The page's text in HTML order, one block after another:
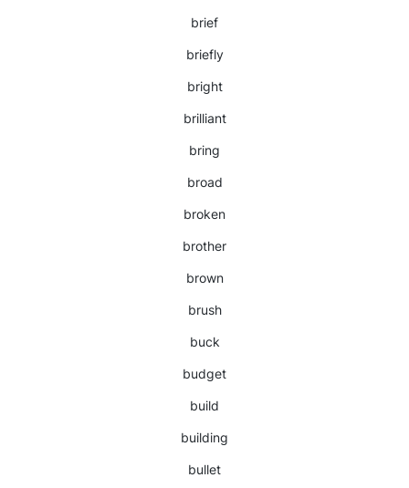
brief
briefly
bright
brilliant
bring
broad
broken
brother
brown
brush
buck
budget
build
building
bullet